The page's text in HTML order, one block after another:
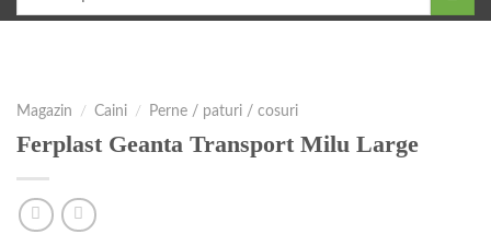
Magazin / Caini / Perne / paturi / cosuri
Ferplast Geanta Transport Milu Large